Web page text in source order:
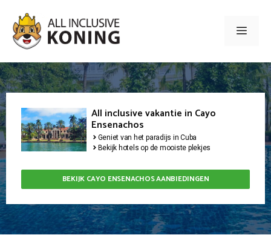
naar
inhoud
Menu
All inclusive vakantie in Cayo
Ensenachos
Geniet van het paradijs in Cuba
Bekijk hotels op de mooiste plekjes
BEKIJK CAYO ENSENACHOS AANBIEDINGEN